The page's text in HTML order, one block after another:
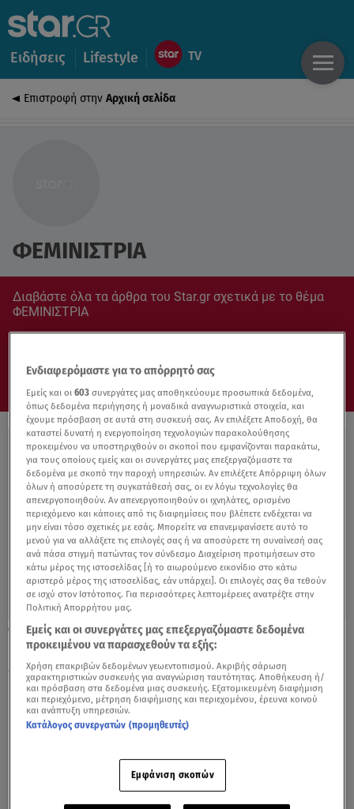
Ειδήσεις Lifestyle
Επιστροφή στην Αρχική σελίδα
ΦΕΜΙΝΙΣΤΡΙΑ
Διαβάστε όλα τα άρθρα του Star.gr σχετικά με το θέμα
ΦΕΜΙΝΙΣΤΡΙΑ
09.02.22, 23:43
Ρωσία: Ακτιβίστρια φυλακίστηκε γιατί
έβαλε σε ανάρτηση κόκκινο θαυμαστικό
Ενδιαφερόμαστε για το απόρρητό σας
Εμείς και οι603 συνεργάτες μας αποθηκεύουμε προσωπικά δεδομένα,
όπως δεδομένα περιήγησης ή μοναδικά αναγνωριστικά στοιχεία, και
έχουμε πρόσβαση σε αυτά στη συσκευή σας. Αν επιλέξετε Αποδοχή, θα
καταστεί δυνατή η ενεργοποίηση τεχνολογιών παρακολούθησης
προκειμένου να υποστηριχθούν οι σκοποί που εμφανίζονται παρακάτω,
για τους οποίους εμείς και οι συνεργάτες μας επεξεργαζόμαστε τα
δεδομένα με σκοπό την παροχή υπηρεσιών. Αν επιλέξετε Απόρριψη όλων
όλων ή αποσύρετε τη συγκατάθεσή σας, οι εν λόγω τεχνολογίες θα
απενεργοποιηθούν. Αν απενεργοποιηθούν οι ιχνηλάτες, ορισμένο
περιεχόμενο και κάποιες από τις διαφημίσεις που βλέπετε ενδέχεται να
μην είναι τόσο σχετικές με εσάς. Μπορείτε να επανεμφανίσετε αυτό το
μενού για να αλλάξετε τις επιλογές σας ή να αποσύρετε τη συναίνεσή σας
ανά πάσα στιγμή πατώντας τον σύνδεσμο Διαχείριση προτιμήσεων στο
κάτω μέρος της ιστοσελίδας [ή το αιωρούμενο εικονίδιο στο κάτω
αριστερό μέρος της ιστοσελίδας, εάν υπάρχει]. Οι επιλογές σας θα τεθούν
σε ισχύ στον Ιστότοπος. Για περισσότερες λεπτομέρειες ανατρέξτε στην
Πολιτική Απορρήτου μας.
Εμείς και οι συνεργάτες μας επεξεργαζόμαστε δεδομένα
προκειμένου να παρασχεθούν τα εξής:
Χρήση επακριβών δεδομένων γεωεντοπισμού. Ακριβής σάρωση
χαρακτηριστικών συσκευής για αναγνώριση ταυτότητας. Αποθήκευση ή/
και πρόσβαση στα δεδομένα μιας συσκευής. Εξατομικευμένη διαφήμιση
και περιεχόμενο, μέτρηση διαφήμισης και περιεχομένου, έρευνα κοινού
και ανάπτυξη υπηρεσιών.
Κατάλογος συνεργατών (προμηθευτές)
Εμφάνιση σκοπών